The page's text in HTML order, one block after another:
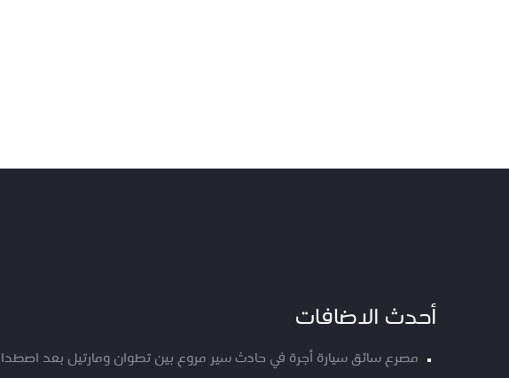
أحدث الاضافات
مصرع سائق سيارة أجرة في حادث سير مروع بين تطوان ومارتيل بعد